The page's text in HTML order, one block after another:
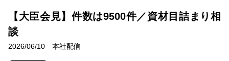
【大臣会見】件数は9500件／資材目詰まり相
談
2026/06/10 本社配信